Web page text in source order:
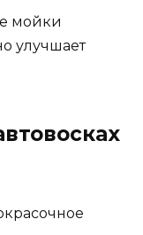
мойки
улучшает